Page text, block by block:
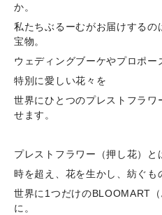
か。
私たちぶるーむがお届けするの
宝物。
ウェディングブーケやプロポー
特別に愛しい花々を
世界にひとつのプレストフラワ
せます。
プレストフラワー（押し花）と
時を超え、花を生かし、紡ぐも
世界に1つだけのBLOOMART
に。